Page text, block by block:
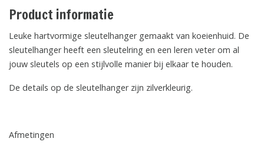
Product informatie
Leuke hartvormige sleutelhanger gemaakt van koeienhuid. De
sleutelhanger heeft een sleutelring en een leren veter om al
jouw sleutels op een stijlvolle manier bij elkaar te houden.
De details op de sleutelhanger zijn zilverkleurig.
Afmetingen